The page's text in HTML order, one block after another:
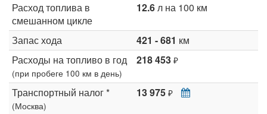
Расход топлива в
смешанном цикле
12.6л на 100 км
Запас хода 421 - 681 км
Расходы на топливо в год
(при пробеге 100 км в день)
218 453 ₽
Транспортный налог *
(Москва)
13 975 ₽